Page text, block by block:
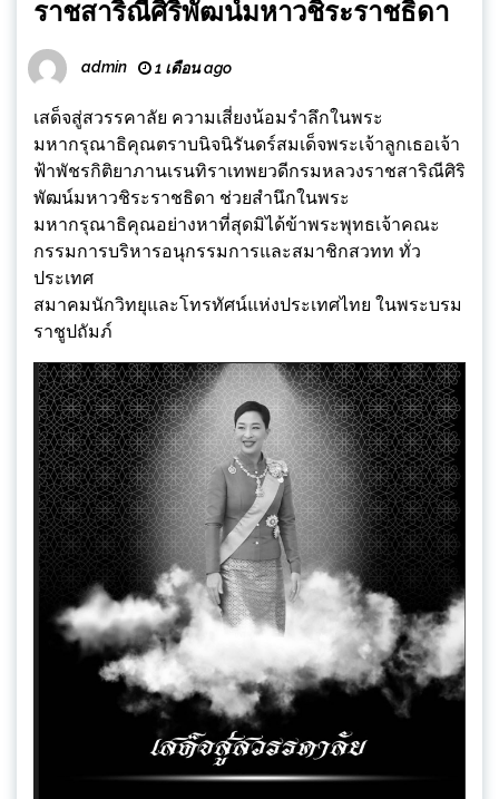
ราชสาริณีศิริพัฒน์มหาวชิระราชธิดา
admin 1 เดือน ago
เสด็จสู่สวรรคาลัย ความเสี่ยงน้อมรำลึกในพระ
มหากรุณาธิคุณตราบนิจนิรันดร์สมเด็จพระเจ้าลูกเธอเจ้า
ฟ้าพัชรกิติยาภานเรนทิราเทพยวดีกรมหลวงราชสาริณีศิริ
พัฒน์มหาวชิระราชธิดา ช่วยสำนึกในพระ
มหากรุณาธิคุณอย่างหาที่สุดมิได้ข้าพระพุทธเจ้าคณะ
กรรมการบริหารอนุกรรมการและสมาชิกสวทท ทั่ว
ประเทศ
สมาคมนักวิทยุและโทรทัศน์แห่งประเทศไทย ในพระบรม
ราชูปถัมภ์